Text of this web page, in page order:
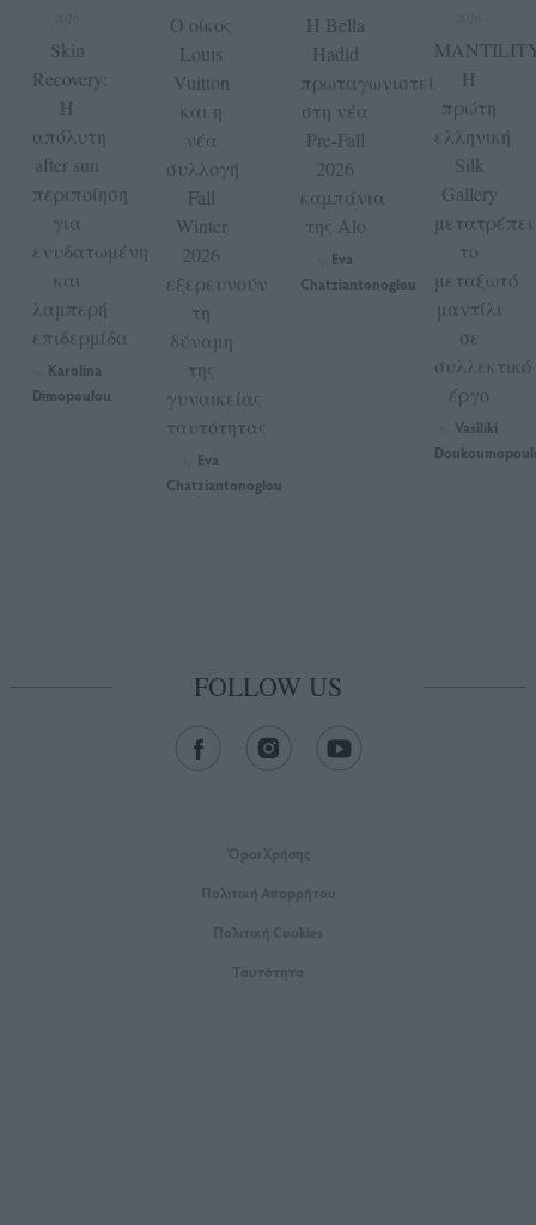
Skin
Recovery:
Η
απόλυτη
after sun
περιποίηση
για
ενυδατωμένη
και
λαμπερή
επιδερμίδα
Karolina
Dimopoulou
Ο οίκος
Louis
Vuitton
και η
νέα
συλλογή
Fall
Winter
2026
εξερευνούν
τη
δύναμη
της
γυναικείας
ταυτότητας
Eva
Chatziantonoglou
Η Bella
Hadid
πρωταγωνιστεί
στη νέα
Pre-Fall
2026
καμπάνια
της Alo
Eva
Chatziantonoglou
Η
πρώτη
ελληνική
Silk
Gallery
μετατρέπει
το
μεταξωτό
μαντίλι
σε
συλλεκτικό
έργο
Vasiliki
FOLLOW US
Όροι Xρήσης
Πολιτική Απορρήτου
Πολιτική Cookies
Ταυτότητα